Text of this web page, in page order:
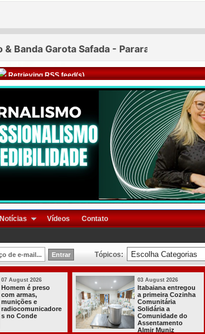
Retrieving RSS feed(s)
Notícias Vídeos Contato
Tópicos:
07 August 2026
Homem é preso
com armas,
munições e
radiocomunicadore
s no Conde
03 August 2026
Itabaiana entregou
a primeira Cozinha
Comunitária
Solidária a
Comunidade do
Assentamento
Almir Muniz